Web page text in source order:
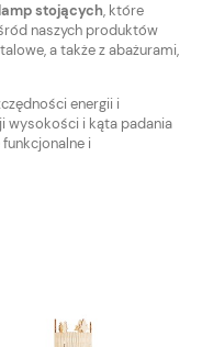
stojących, które
naszych produktów
a także z abażurami,
energii i
wysokości i kąta padania
i